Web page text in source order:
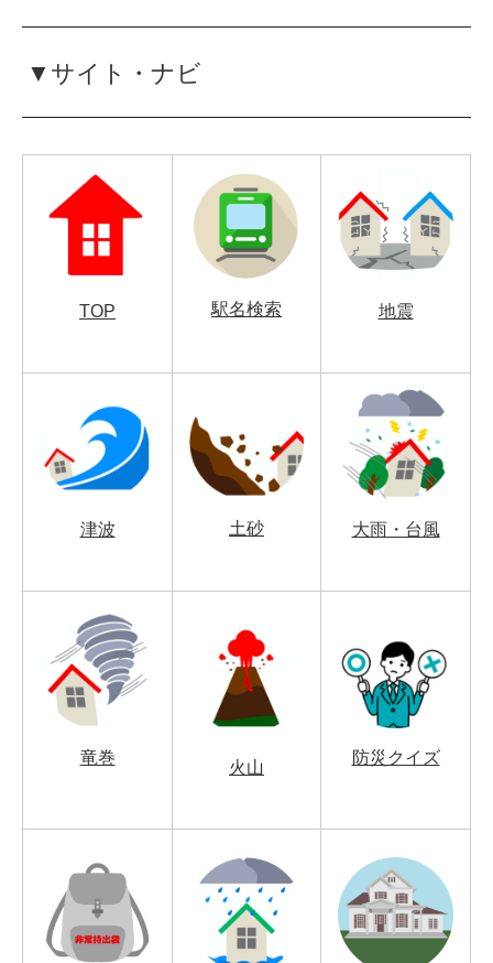
▼サイト・ナビ
TOP 駅名検索 地震
津波 土砂 大雨・台風
竜巻
火山
防災クイズ